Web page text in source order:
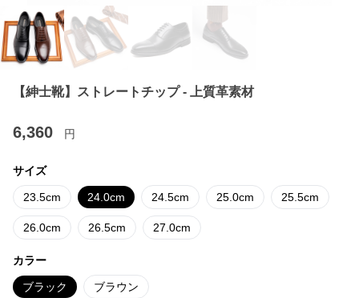
【紳士靴】ストレートチップ - 上質革素材
6,360 円
サイズ
23.5cm 24.0cm 24.5cm 25.0cm 25.5cm
26.0cm 26.5cm 27.0cm
カラー
ブラック ブラウン